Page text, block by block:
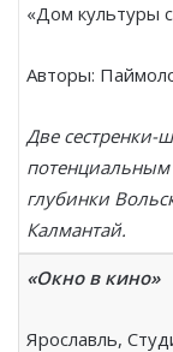
«Дом культуры
Авторы:
Две сестренки-
потенциальным
глубинки
Калмантай.
«Окно в кино»
Ярославль,